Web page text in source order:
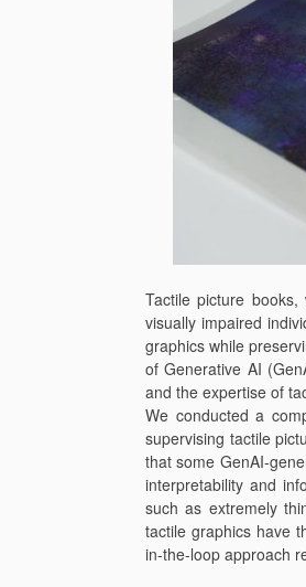
Tactile picture
visually impaired
graphics while
of Generative AI
and the expertise of
We conducted a
supervising tactile
that some GenAI-
interpretability and
such as extremely
tactile graphics have
in-the-loop approach